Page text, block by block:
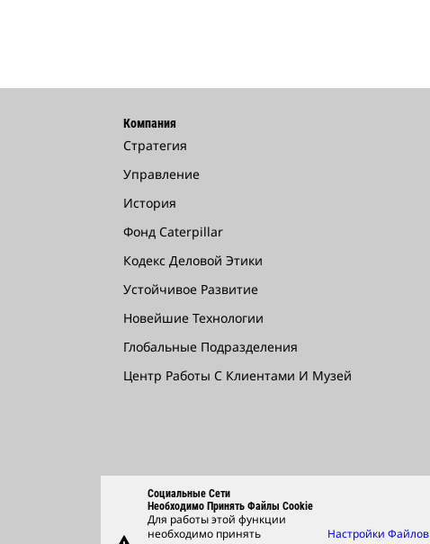
Компания
Стратегия
Управление
История
Фонд Caterpillar
Кодекс Деловой Этики
Устойчивое Развитие
Новейшие Технологии
Глобальные Подразделения
Центр Работы С Клиентами И Музей
Социальные Сети
Необходимо Принять Файлы Cookie
Для работы этой функции
необходимо принять
Настройки Файлов